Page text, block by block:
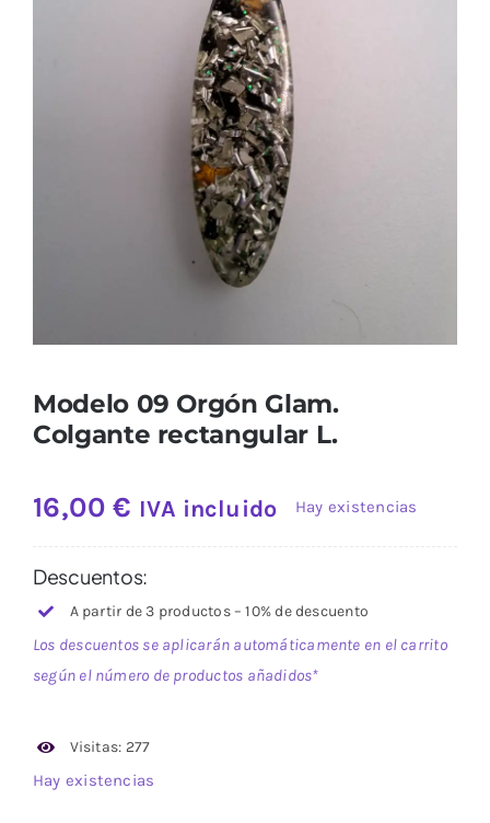
Más sobre Radiación EMF
Modelo 09 Orgón Glam.
Colgante rectangular L.
16,00€ IVA incluido Hay existencias
Descuentos:
A partir de 3 productos – 10% de descuento
Los descuentos se aplicarán automáticamente en el carrito
según el número de productos añadidos*
Visitas: 277
Hay existencias